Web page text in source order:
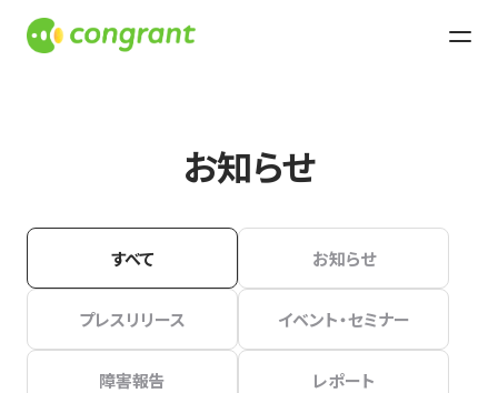
お知らせ
すべて お知らせ
プレスリリース イベント・セミナー
障害報告 レポート